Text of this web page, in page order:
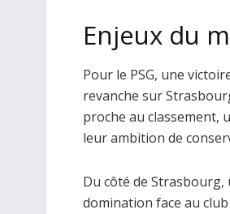
Enjeux du
Pour le PSG, une
revanche sur
proche au classement,
leur ambition de
Du côté de
domination face au